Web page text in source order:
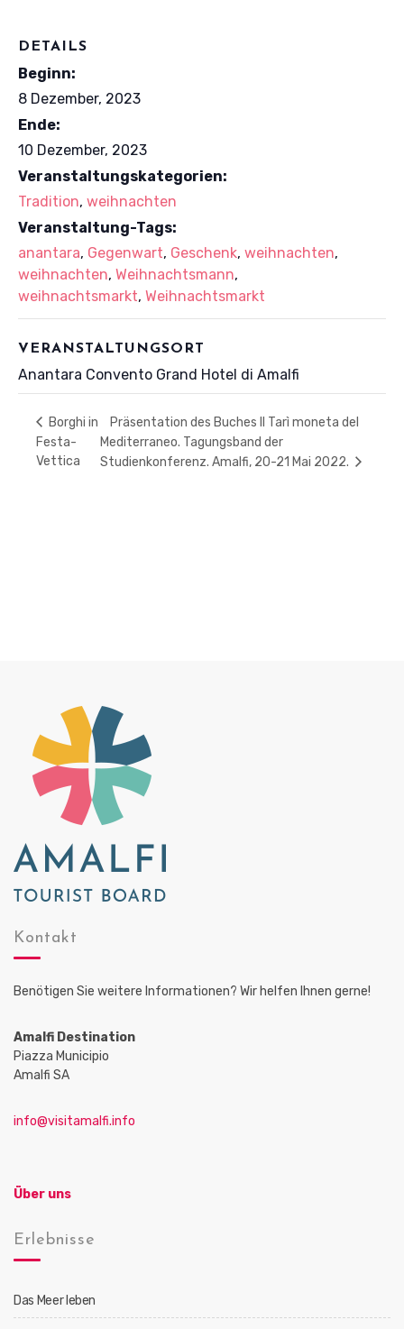
DETAILS
Beginn:
8 Dezember, 2023
Ende:
10 Dezember, 2023
Veranstaltungskategorien:
Tradition, weihnachten
Veranstaltung-Tags:
anantara, Gegenwart, Geschenk, weihnachten,
weihnachten, Weihnachtsmann,
weihnachtsmarkt, Weihnachtsmarkt
VERANSTALTUNGSORT
Anantara Convento Grand Hotel di Amalfi
Borghi in
Festa-
Vettica
Präsentation des Buches Il Tarì moneta del
Mediterraneo. Tagungsband der
Studienkonferenz. Amalfi, 20-21 Mai 2022.
Kontakt
Benötigen Sie weitere Informationen? Wir helfen Ihnen gerne!
Amalfi Destination
Piazza Municipio
Amalfi SA
info@visitamalfi.info
Über uns
Erlebnisse
Das Meer leben